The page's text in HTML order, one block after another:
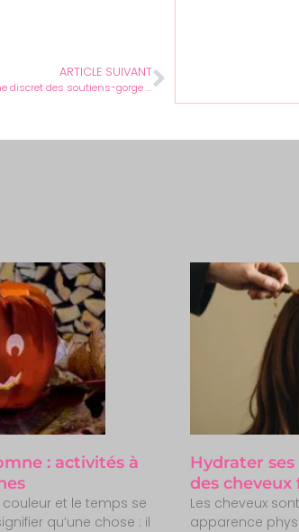
ARTICLE SUIVANT
Sublimez votre style avec le charme discret des soutiens-gorge transparents
: activités à
et le temps se
qu’une chose : il
Hydrater ses
des cheveux
Les cheveux
apparence